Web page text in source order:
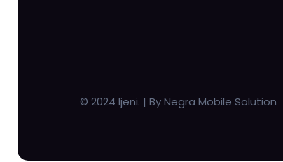
© 2024 Ijeni. | By Negra Mobile Solution